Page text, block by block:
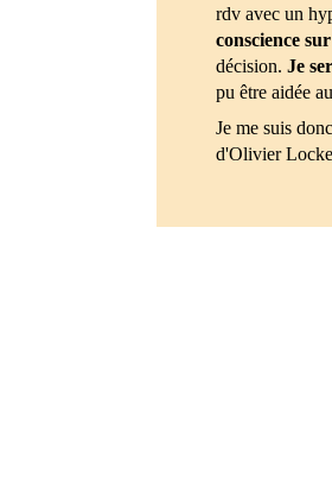
rdv avec un
conscience
décision. Je
pu être aidée
Je me suis
d'Olivier